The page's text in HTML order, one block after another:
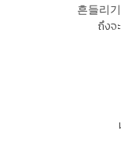
흔들리
ถึงจ